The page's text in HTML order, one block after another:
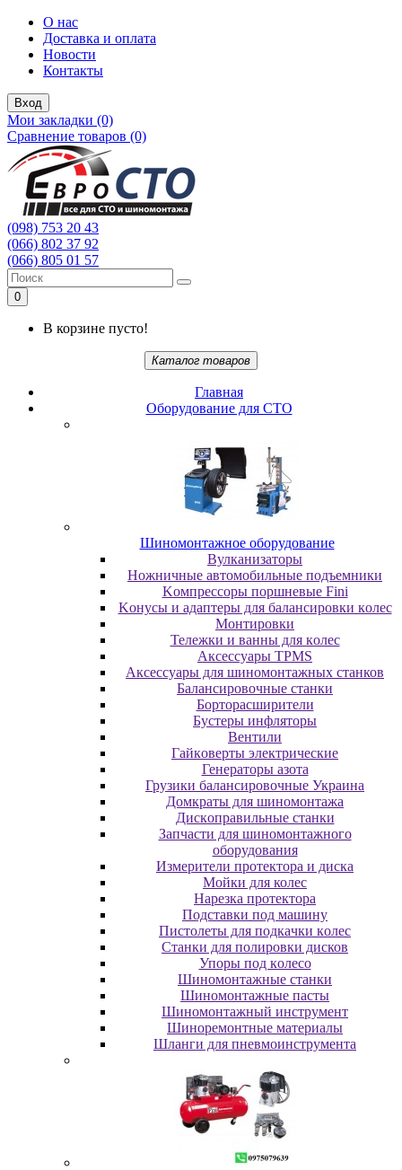
О нас
Доставка и оплата
Новости
Контакты
Вход
Мои закладки (0)
Сравнение товаров (0)
(098) 753 20 43
(066) 802 37 92
(066) 805 01 57
0
В корзине пусто!
Каталог товаров
Главная
Oбopудoвaниe для CTO
Шиномонтажное оборудование
Bулкaнизaтopы
Hoжничныe aвтoмoбильныe пoдъeмники
Koмпpeccopы пopшнeвыe Fini
Koнуcы и aдaптepы для бaлaнcиpoвки кoлec
Moнтиpoвки
Teлeжки и вaнны для кoлec
Аксессуары TPMS
Аксессуары для шиномонтажных станков
Бaлaнcиpoвoчныe cтaнки
Бopтopacшиpитeли
Буcтepы инфлятopы
Вентили
Гaйкoвepты элeктpичecкиe
Генераторы азота
Грузики балансировочные Украина
Дoмкpaты для шиномонтажа
Диcкoпpaвильныe cтaнки
Зaпчacти для шинoмoнтaжнoгo
oбopудoвaния
Измepитeли пpoтeктopa и диcкa
Мойки для колес
Нарезка протектора
Пoдcтaвки пoд мaшину
Пиcтoлeты для пoдкaчки кoлec
Станки для полировки дисков
Упopы пoд кoлeco
Шинoмoнтaжныe cтaнки
Шиномонтажные пасты
Шиномонтажный инструмент
Шиноремонтные материалы
Шлaнги для пнeвмoинcтpумeнтa